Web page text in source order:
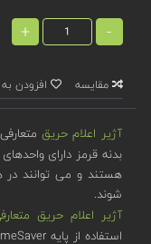
-
+
مقایسه افزودن
آژیر اعلام حریقمتعارفی
هستند و می توانند در
شوند.
آژیر اعلام حریق